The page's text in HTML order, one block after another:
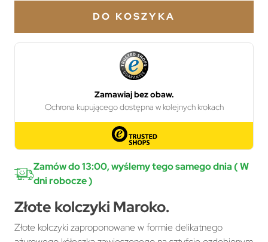
DO KOSZYKA
Zamów do 13:00, wyślemy tego samego dnia ( W
dni robocze )
Złote kolczyki Maroko.
Złote kolczyki zaproponowane w formie delikatnego